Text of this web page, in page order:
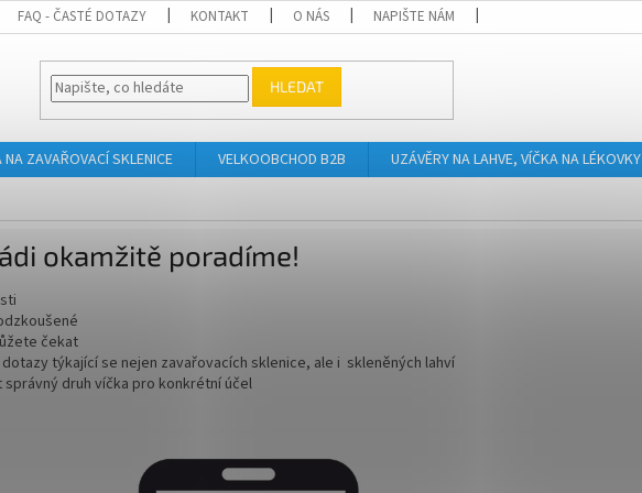
FAQ - ČASTÉ DOTAZY KONTAKT O NÁS NAPIŠTE NÁM
HLEDAT
NA ZAVAŘOVACÍ SKLENICE VELKOOBCHOD B2B UZÁVĚRY NA LAHVE, VÍČKA NA LÉKOVKY
okamžitě poradíme!
čekat
dotazy týkající se nejen zavařovacích sklenice, ale i skleněných lahví
správný druh víčka pro konkrétní účel